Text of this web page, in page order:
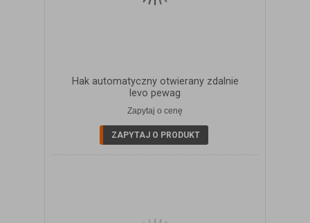
Hak automatyczny otwierany zdalnie
levo pewag
Zapytaj o cenę
ZAPYTAJ O PRODUKT
ZOBACZ SZCZEGÓŁY